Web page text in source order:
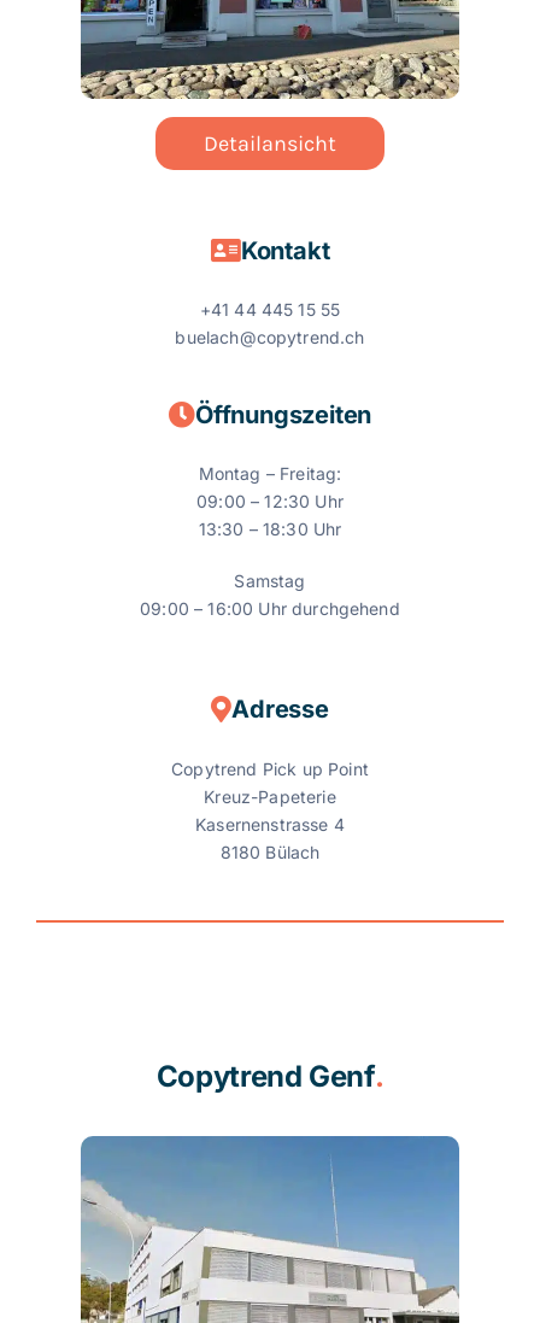
Detailansicht
Kontakt
+41 44 445 15 55
buelach@copytrend.ch
Öffnungszeiten
Montag – Freitag:
09:00 – 12:30 Uhr
13:30 – 18:30 Uhr
Samstag
09:00 – 16:00 Uhr durchgehend
Adresse
Copytrend Pick up Point
Kreuz-Papeterie
Kasernenstrasse 4
8180 Bülach
Copytrend Genf.